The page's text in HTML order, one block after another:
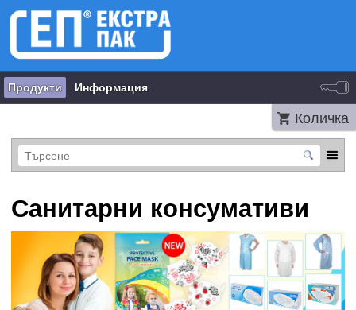
Продукти Информация
Количка
Санитарни консумативи